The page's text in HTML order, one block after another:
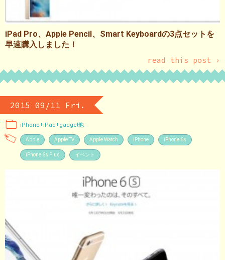
iPad Pro、Apple Pencil、Smart Keyboardの3点セットを
早速購入しました！
read this post ›
2015 09/11 Fri.
iPhone+iPad+gadget他
Apple Apple TV Apple Watch iPhone iPhone 6s
iPhone 6s Plus イベント